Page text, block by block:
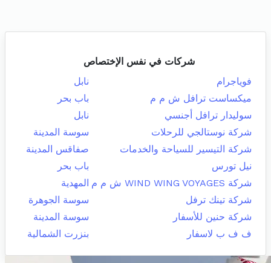
شركات في نفس الإختصاص
فوياجرام
نابل
ميكساست ترافل ش م م
باب بحر
سوليدار ترافل أجنسي
نابل
شركة نوستالجي للرحلات
سوسة المدينة
شركة التيسير للسياحة والخدمات
صفاقس المدينة
نيل تورس
باب بحر
شركة WIND WING VOYAGES ش م م
المهدية
شركة تينك ترفل
سوسة الجوهرة
شركة حنين للأسفار
سوسة المدينة
ف ف ب لاسفار
بنزرت الشمالية